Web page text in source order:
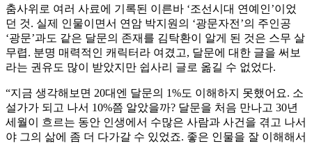
춤사위로 여러 사료에 기록된 이른바 ‘조선시대 연예인’이었
던 것. 실제 인물이면서 연암 박지원의 ‘광문자전’의 주인공
‘광문’과도 같은 달문의 존재를 김탁환이 알게 된 것은 스무 살
무렵. 분명 매력적인 캐릭터라 여겼고, 달문에 대한 글을 써보
라는 권유도 많이 받았지만 쉽사리 글로 옮길 수 없었다.
“지금 생각해보면 20대엔 달문의 1%도 이해하지 못했어요. 소
설가가 되고 나서 10%쯤 알았을까? 달문을 처음 만나고 30년
세월이 흐르는 동안 인생에서 수많은 사람과 사건을 겪고 나서
야 그의 삶에 좀 더 다가갈 수 있었죠. 좋은 인물을 잘 이해해서